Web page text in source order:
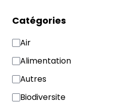
Catégories
Air
Alimentation
Autres
Biodiversite